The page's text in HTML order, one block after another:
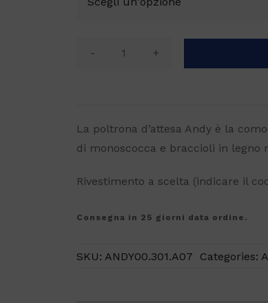
La poltrona d’attesa Andy è la
di monoscocca e braccioli in legno
Rivestimento a scelta (indicare il
Consegna in 25 giorni data ordine.
SKU: ANDY00.301.A07 Categories: